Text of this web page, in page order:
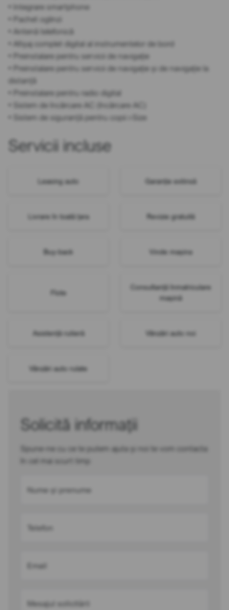
• Integrare smartphone
• Pachet oglinzi
• Antenă telefonică
• Afișaj complet digital al instrumentelor de bord
• Preinstalare pentru servicii de navigație
• Preinstalare pentru servicii de navigație și de navigație la
distanță
• Preinstalare pentru radio digital
• Sistem de încărcare AC (încărcare AC)
• Sistem de siguranță pentru copii i-Size
Servicii incluse
Leasing auto Garanție extinsă
Livrare în toată țara Revizie gratuită
Buy-back Vinde mașina
Flote
Consultanță înmatriculare
mașină
Asistență rutieră Vânzări auto noi
Vânzări auto rulate
Solicită informații
Spune-ne cu ce te putem ajuta și noi te vom contacta
în cel mai scurt timp
Nume și prenume
Telefon
Email
Mesajul solicitării